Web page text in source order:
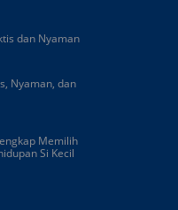
dan Nyaman
Nyaman, dan
Memilih
Si Kecil